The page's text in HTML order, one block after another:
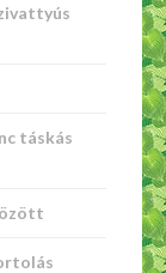
táskás